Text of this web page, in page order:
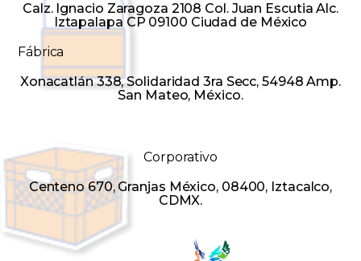
Calz. Ignacio Zaragoza 2108 Col. Juan Escutia Alc.
Iztapalapa CP 09100 Ciudad de México
Fábrica
Xonacatlán 338, Solidaridad 3ra Secc, 54948 Amp.
San Mateo, México.
Corporativo
Centeno 670, Granjas México, 08400, Iztacalco,
CDMX.